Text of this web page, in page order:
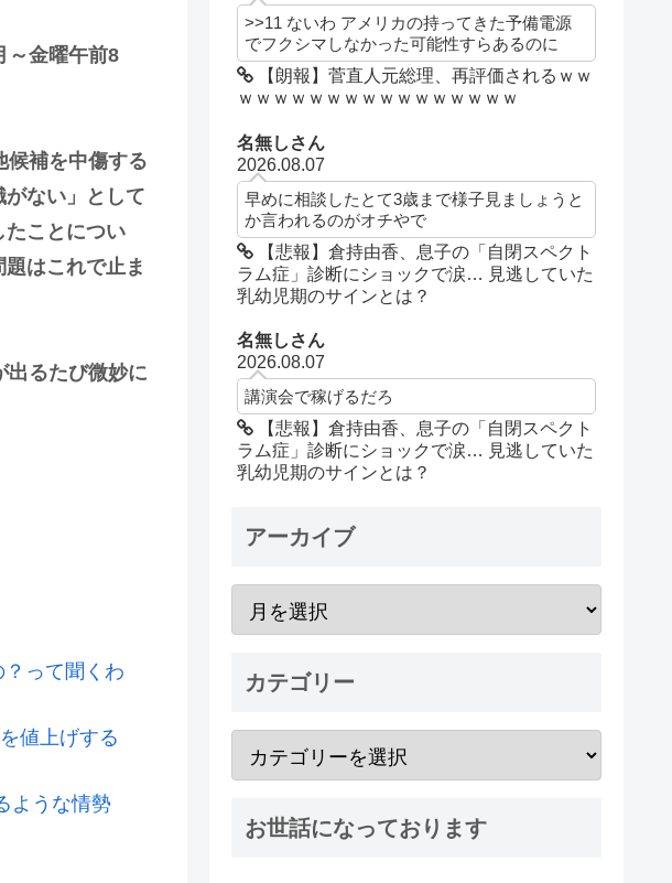
～金曜午前8
補を中傷する
ない」として
たことについ
はこれで止ま
るたび微妙に
って聞くわ
値上げする
ような情勢
>>11 ないわ アメリカの持ってきた予備電源
でフクシマしなかった可能性すらあるのに
【朗報】菅直人元総理、再評価されるｗｗ
ｗｗｗｗｗｗｗｗｗｗｗｗｗｗｗｗ
名無しさん
2026.08.07
早めに相談したとて3歳まで様子見ましょうと
か言われるのがオチやで
【悲報】倉持由香、息子の「自閉スペクト
ラム症」診断にショックで涙… 見逃していた
乳幼児期のサインとは？
名無しさん
2026.08.07
講演会で稼げるだろ
【悲報】倉持由香、息子の「自閉スペクト
ラム症」診断にショックで涙… 見逃していた
乳幼児期のサインとは？
アーカイブ
カテゴリー
お世話になっております